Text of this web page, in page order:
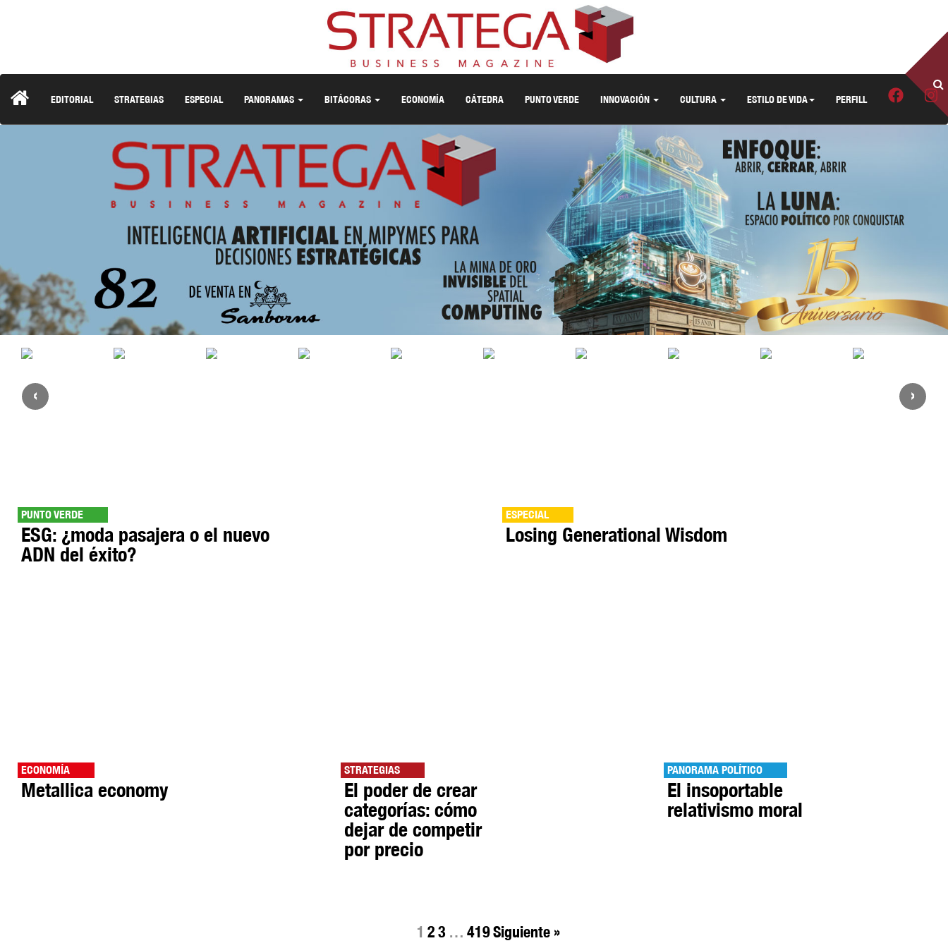
EDITORIAL STRATEGIAS ESPECIAL PANORAMAS BITÁCORAS ECONOMÍA CÁTEDRA PUNTO VERDE INNOVACIÓN CULTURA ESTILO DE VIDA PERFILL
‹ ›
PUNTO VERDE
ESG: ¿moda pasajera o el nuevo
ADN del éxito?
ESPECIAL
Losing Generational Wisdom
ECONOMÍA
Metallica economy
STRATEGIAS
El poder de crear
categorías: cómo
dejar de competir
por precio
PANORAMA POLÍTICO
El insoportable
relativismo moral
1 23 … 419Siguiente »